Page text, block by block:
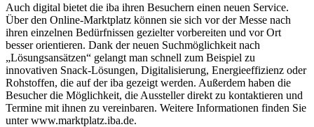
Auch digital bietet die iba ihren Besuchern einen neuen Service.
Über den Online-Marktplatz können sie sich vor der Messe nach
ihren einzelnen Bedürfnissen gezielter vorbereiten und vor Ort
besser orientieren. Dank der neuen Suchmöglichkeit nach
„Lösungsansätzen“ gelangt man schnell zum Beispiel zu
innovativen Snack-Lösungen, Digitalisierung, Energieeffizienz oder
Rohstoffen, die auf der iba gezeigt werden. Außerdem haben die
Besucher die Möglichkeit, die Aussteller direkt zu kontaktieren und
Termine mit ihnen zu vereinbaren. Weitere Informationen finden Sie
unter www.marktplatz.iba.de.